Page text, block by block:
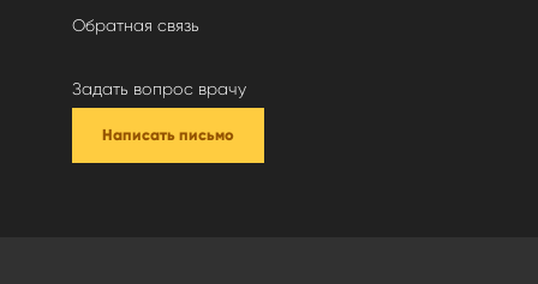
Обратная связь
Задать вопрос врачу
Написать письмо